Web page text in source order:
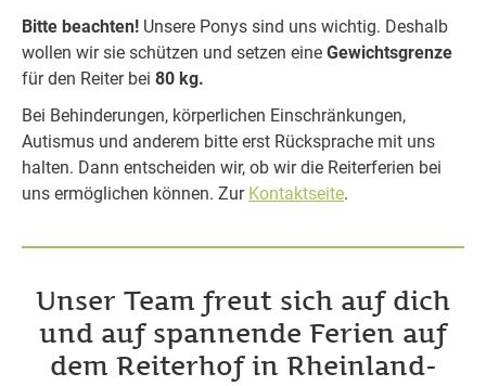
Bitte beachten! Unsere Ponys sind uns wichtig. Deshalb
wollen wir sie schützen und setzen eine Gewichtsgrenze
für den Reiter bei 80 kg.
Bei Behinderungen, körperlichen Einschränkungen,
Autismus und anderem bitte erst Rücksprache mit uns
halten. Dann entscheiden wir, ob wir die Reiterferien bei
uns ermöglichen können. Zur Kontaktseite.
Unser Team freut sich auf dich
und auf spannende Ferien auf
dem Reiterhof in Rheinland-